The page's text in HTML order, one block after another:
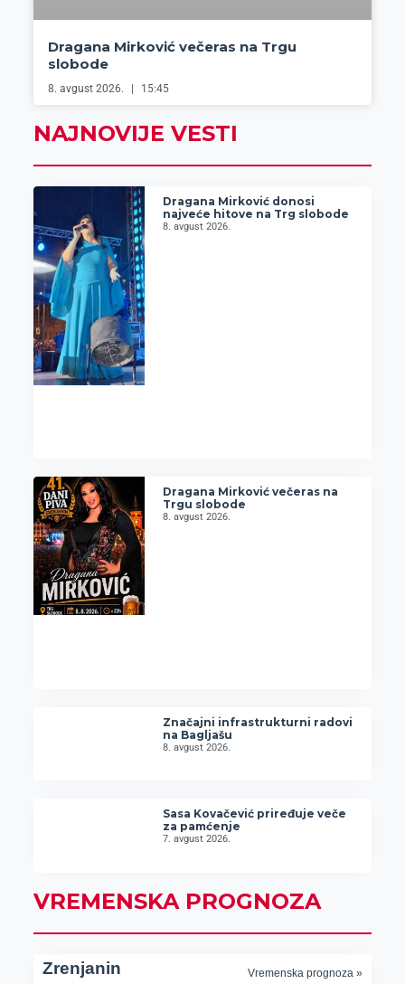
Dragana Mirković večeras na Trgu
slobode
8. avgust 2026. 15:45
NAJNOVIJE VESTI
Dragana Mirković donosi
najveće hitove na Trg slobode
8. avgust 2026.
Dragana Mirković večeras na
Trgu slobode
8. avgust 2026.
Značajni infrastrukturni radovi
na Bagljašu
8. avgust 2026.
Sasa Kovačević priređuje veče
za pamćenje
7. avgust 2026.
VREMENSKA PROGNOZA